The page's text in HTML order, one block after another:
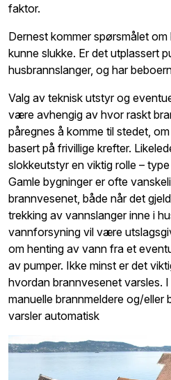
faktor.
Dernest kommer spørsmålet
kunne slukke. Er det utplassert
husbrannslanger, og har
Valg av teknisk utstyr og
være avhengig av hvor raskt
påregnes å komme til stedet,
basert på frivillige krefter.
slokkeutstyr en viktig rolle –
Gamle bygninger er ofte
brannvesenet, både når det
trekking av vannslanger inne i
vannforsyning vil være
om henting av vann fra et
av pumper. Ikke minst er det
hvordan brannvesenet varsles.
manuelle brannmeldere og/eller
varsler automatisk